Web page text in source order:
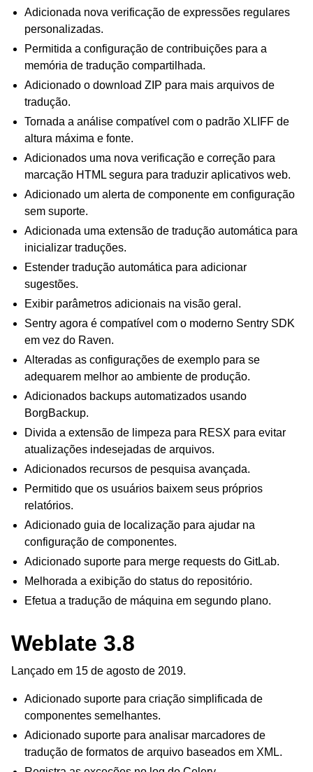
Adicionada nova verificação de expressões regulares
personalizadas.
Permitida a configuração de contribuições para a
memória de tradução compartilhada.
Adicionado o download ZIP para mais arquivos de
tradução.
Tornada a análise compatível com o padrão XLIFF de
altura máxima e fonte.
Adicionados uma nova verificação e correção para
marcação HTML segura para traduzir aplicativos web.
Adicionado um alerta de componente em configuração
sem suporte.
Adicionada uma extensão de tradução automática para
inicializar traduções.
Estender tradução automática para adicionar
sugestões.
Exibir parâmetros adicionais na visão geral.
Sentry agora é compatível com o moderno Sentry SDK
em vez do Raven.
Alteradas as configurações de exemplo para se
adequarem melhor ao ambiente de produção.
Adicionados backups automatizados usando
BorgBackup.
Divida a extensão de limpeza para RESX para evitar
atualizações indesejadas de arquivos.
Adicionados recursos de pesquisa avançada.
Permitido que os usuários baixem seus próprios
relatórios.
Adicionado guia de localização para ajudar na
configuração de componentes.
Adicionado suporte para merge requests do GitLab.
Melhorada a exibição do status do repositório.
Efetua a tradução de máquina em segundo plano.
Weblate 3.8
Lançado em 15 de agosto de 2019.
Adicionado suporte para criação simplificada de
componentes semelhantes.
Adicionado suporte para analisar marcadores de
tradução de formatos de arquivo baseados em XML.